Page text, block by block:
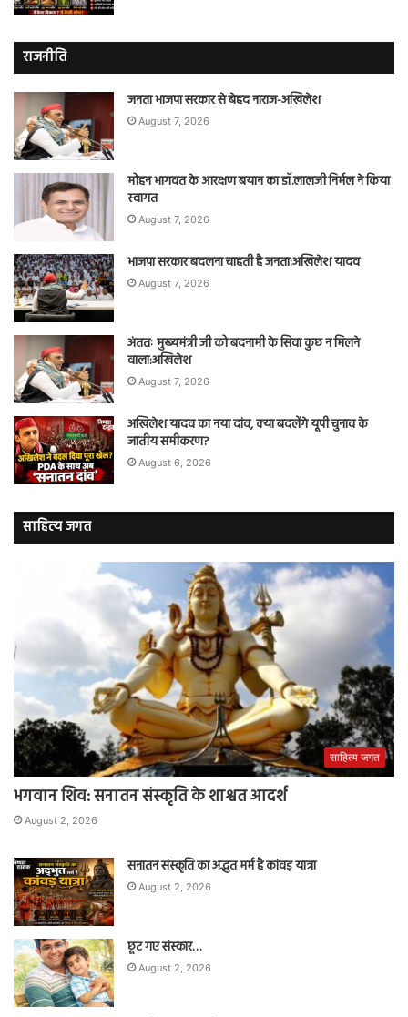
राजनीति
जनता भाजपा सरकार से बेहद नाराज-अखिलेश
August 7, 2026
मोहन भागवत के आरक्षण बयान का डॉ.लालजी निर्मल ने किया
स्वागत
August 7, 2026
भाजपा सरकार बदलना चाहती है जनता:अखिलेश यादव
August 7, 2026
अंततः मुख्यमंत्री जी को बदनामी के सिवा कुछ न मिलने
वाला:अखिलेश
August 7, 2026
अखिलेश यादव का नया दांव, क्या बदलेंगे यूपी चुनाव के
जातीय समीकरण?
August 6, 2026
साहित्य जगत
साहित्य जगत
भगवान शिव: सनातन संस्कृति के शाश्वत आदर्श
August 2, 2026
सनातन संस्कृति का अद्भुत मर्म है कांवड़ यात्रा
August 2, 2026
छूट गए संस्कार…
August 2, 2026